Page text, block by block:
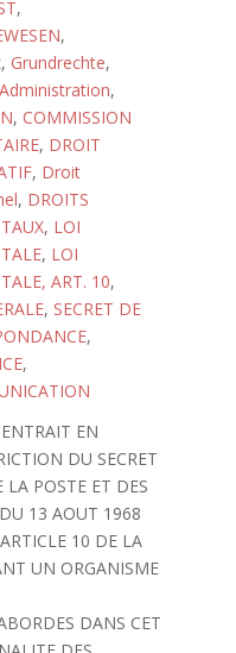
,
,
, Grundrechte,
Administration,
, COMMISSION
, DROIT
, Droit
, DROITS
, LOI
, LOI
ART. 10,
, SECRET DE
,
,
EN
DU SECRET
LA POSTE ET DES
13 AOUT 1968
10 DE LA
UN ORGANISME
DANS CET